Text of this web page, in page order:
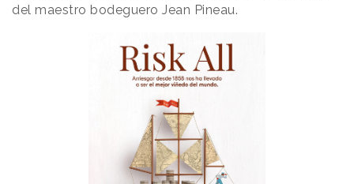
del maestro bodeguero Jean Pineau.